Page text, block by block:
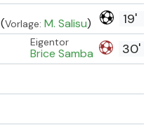
19'
(Vorlage: M. Salisu)
30'
Eigentor
Brice Samba